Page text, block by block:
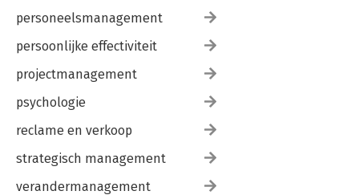
personeelsmanagement
persoonlijke effectiviteit
projectmanagement
psychologie
reclame en verkoop
strategisch management
verandermanagement